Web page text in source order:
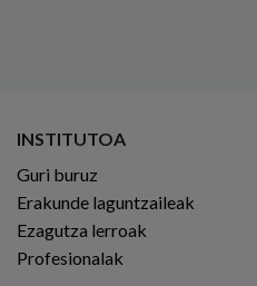
INSTITUTOA
Guri buruz
Erakunde laguntzaileak
Ezagutza lerroak
Profesionalak